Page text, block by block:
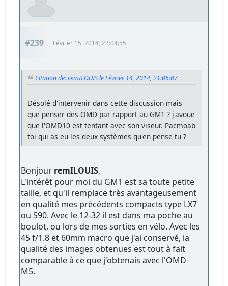
#239 Février 15, 2014, 22:04:55
Citation de: remILOUIS le Février 14, 2014, 21:05:07
Désolé d'intervenir dans cette discussion mais
que penser des OMD par rapport au GM1 ? j'avoue
que l'OMD10 est tentant avec son viseur. Pacmoab
toi qui as eu les deux systèmes qu'en pense tu ?
Bonjour remILOUIS,
L'intérêt pour moi du GM1 est sa toute petite
taille, et qu'il remplace très avantageusement
en qualité mes précédents compacts type LX7
ou S90. Avec le 12-32 il est dans ma poche au
boulot, ou lors de mes sorties en vélo. Avec les
45 f/1.8 et 60mm macro que j'ai conservé, la
qualité des images obtenues est tout à fait
comparable à ce que j'obtenais avec l'OMD-
M5.